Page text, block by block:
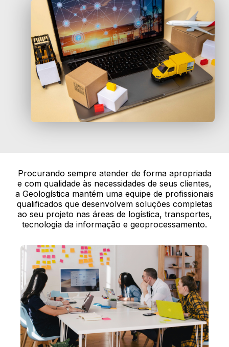
Procurando sempre atender de forma apropriada
e com qualidade às necessidades de seus clientes,
a Geologística mantém uma equipe de profissionais
qualificados que desenvolvem soluções completas
ao seu projeto nas áreas de logística, transportes,
tecnologia da informação e geoprocessamento.